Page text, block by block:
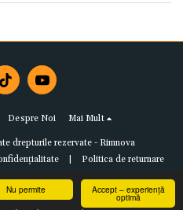
Accept – experiență
optimă
Nu permite
Despre Noi Mai Mult
drepturile rezervate - Rimnova
| Politica de returnare